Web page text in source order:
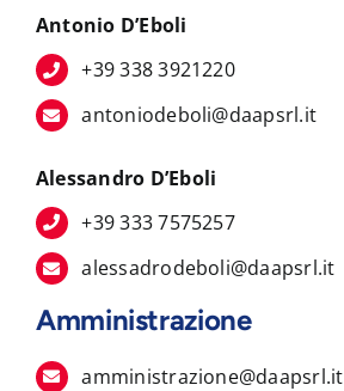
Antonio D’Eboli
+39 338 3921220
antoniodeboli@daapsrl.it
Alessandro D’Eboli
+39 333 7575257
alessadrodeboli@daapsrl.it
Amministrazione
amministrazione@daapsrl.it